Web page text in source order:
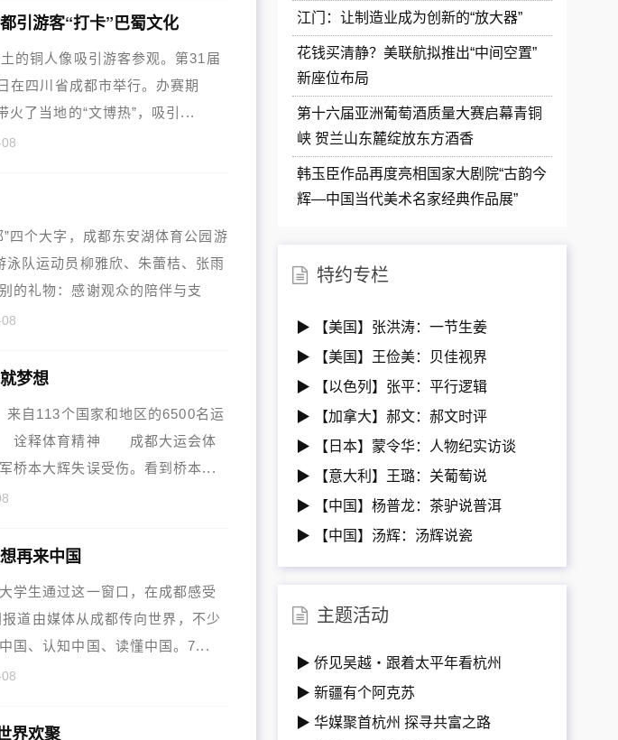
引游客“打卡”巴蜀文化
的铜人像吸引游客参观。第31届
在四川省成都市举行。办赛期
火了当地的“文博热”，吸引...
个大字，成都东安湖体育公园游
队运动员柳雅欣、朱蕾桔、张雨
的礼物：感谢观众的陪伴与支
梦想
自113个国家和地区的6500名运
诠释体育精神 成都大运会体
桥本大辉失误受伤。看到桥本...
再来中国
学生通过这一窗口，在成都感受
报道由媒体从成都传向世界，不少
国、认知中国、读懂中国。7...
界欢聚
江门：让制造业成为创新的“放大器”
花钱买清静？美联航拟推出“中间空置”
新座位布局
第十六届亚洲葡萄酒质量大赛启幕青铜
峡 贺兰山东麓绽放东方酒香
韩玉臣作品再度亮相国家大剧院“古韵今
辉—中国当代美术名家经典作品展”
特约专栏
▶ 【美国】张洪涛：一节生姜
▶ 【美国】王俭美：贝佳视界
▶ 【以色列】张平：平行逻辑
▶ 【加拿大】郝文：郝文时评
▶ 【日本】蒙令华：人物纪实访谈
▶ 【意大利】王璐：关葡萄说
▶ 【中国】杨普龙：茶驴说普洱
▶ 【中国】汤辉：汤辉说瓷
主题活动
▶ 侨见吴越・跟着太平年看杭州
▶ 新疆有个阿克苏
▶ 华媒聚首杭州 探寻共富之路